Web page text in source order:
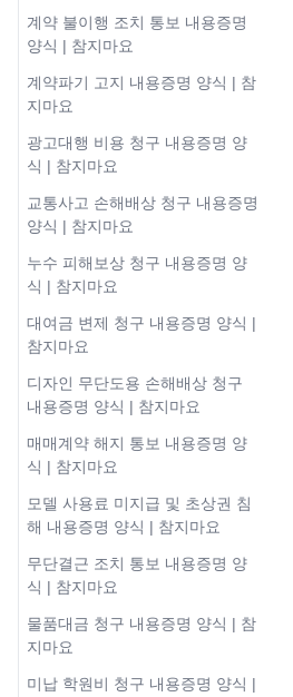
계약 불이행 조치 통보 내용증명
양식 | 참지마요
계약파기 고지 내용증명 양식 | 참
지마요
광고대행 비용 청구 내용증명 양
식 | 참지마요
교통사고 손해배상 청구 내용증명
양식 | 참지마요
누수 피해보상 청구 내용증명 양
식 | 참지마요
대여금 변제 청구 내용증명 양식 |
참지마요
디자인 무단도용 손해배상 청구
내용증명 양식 | 참지마요
매매계약 해지 통보 내용증명 양
식 | 참지마요
모델 사용료 미지급 및 초상권 침
해 내용증명 양식 | 참지마요
무단결근 조치 통보 내용증명 양
식 | 참지마요
물품대금 청구 내용증명 양식 | 참
지마요
미납 학원비 청구 내용증명 양식 |